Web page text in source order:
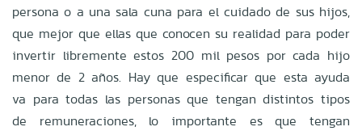
persona o a una sala cuna para el cuidado de sus hijos,
que mejor que ellas que conocen su realidad para poder
invertir libremente estos 200 mil pesos por cada hijo
menor de 2 años. Hay que especificar que esta ayuda
va para todas las personas que tengan distintos tipos
de remuneraciones, lo importante es que tengan